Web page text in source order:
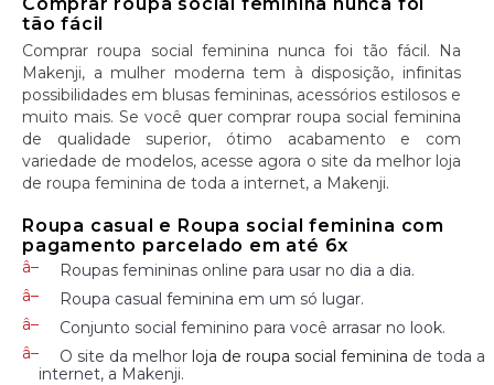
tão fácil
Comprar roupa social feminina nunca foi tão fácil. Na
Makenji, a mulher moderna tem à disposição, infinitas
possibilidades em blusas femininas, acessórios estilosos e
muito mais. Se você quer comprar roupa social feminina
de qualidade superior, ótimo acabamento e com
variedade de modelos, acesse agora o site da melhor loja
de roupa feminina de toda a internet, a Makenji.
Roupa casual e Roupa social feminina com
pagamento parcelado em até 6x
Roupas femininas online para usar no dia a dia.
Roupa casual feminina em um só lugar.
Conjunto social feminino para você arrasar no look.
O site da melhor loja de roupa social feminina de toda a
internet, a Makenji.